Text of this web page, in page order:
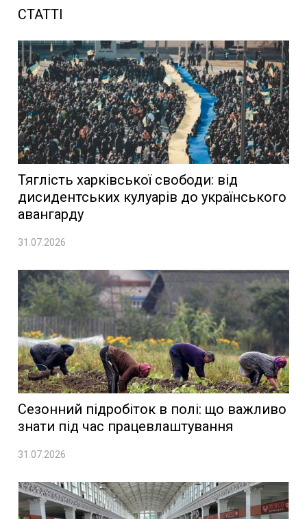
СТАТТІ
Тяглість харківської свободи: від
дисидентських кулуарів до українського
авангарду
31.07.2026
Сезонний підробіток в полі: що важливо
знати під час працевлаштування
31.07.2026